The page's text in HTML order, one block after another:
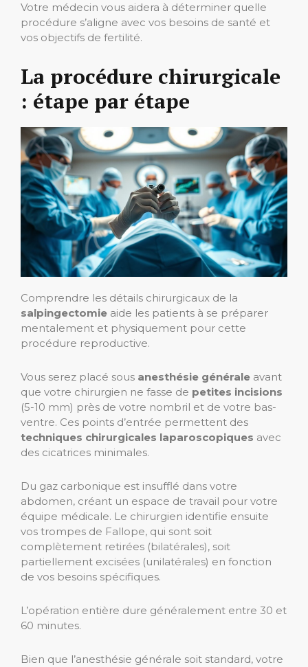
Votre médecin vous aidera à déterminer quelle
procédure s’aligne avec vos besoins de santé et
vos objectifs de fertilité.
La procédure chirurgicale
: étape par étape
Comprendre les détails chirurgicaux de la
salpingectomie aide les patients à se préparer
mentalement et physiquement pour cette
procédure reproductive.
Vous serez placé sous anesthésie générale avant
que votre chirurgien ne fasse de petites incisions
(5-10 mm) près de votre nombril et de votre bas-
ventre. Ces points d’entrée permettent des
techniques chirurgicales laparoscopiques avec
des cicatrices minimales.
Du gaz carbonique est insufflé dans votre
abdomen, créant un espace de travail pour votre
équipe médicale. Le chirurgien identifie ensuite
vos trompes de Fallope, qui sont soit
complètement retirées (bilatérales), soit
partiellement excisées (unilatérales) en fonction
de vos besoins spécifiques.
L’opération entière dure généralement entre 30 et
60 minutes.
Bien que l’anesthésie générale soit standard, votre